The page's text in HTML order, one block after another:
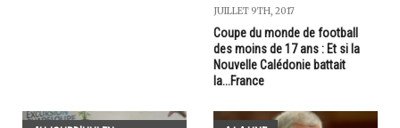
JUILLET 9TH, 2017
Coupe du monde de football
des moins de 17 ans : Et si la
Nouvelle Calédonie battait
la...France